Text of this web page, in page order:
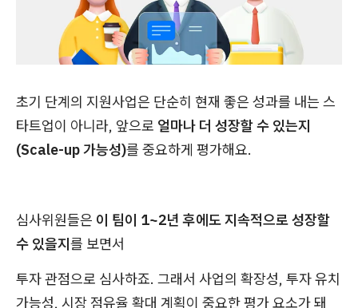
초기 단계의 지원사업은 단순히 현재 좋은 성과를 내는 스
타트업이 아니라, 앞으로 얼마나 더 성장할 수 있는지
(Scale-up 가능성)를 중요하게 평가해요.
심사위원들은 이 팀이 1~2년 후에도 지속적으로 성장할
수 있을지를 보면서
투자 관점으로 심사하죠. 그래서 사업의 확장성, 투자 유치
가능성, 시장 점유율 확대 계획이 중요한 평가 요소가 돼